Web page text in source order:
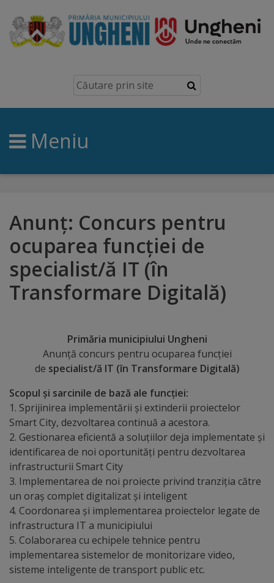
Ungheni
Prezentare
generală
Simbolurile
brand
Orașe
înfrățite
Distincții
Cetățeni
de
onoare
Deținători
ai
titlului
„Merite
pentru
Ungheni”
Diplome
de
Meniu
Anunț: Concurs pentru
ocuparea funcţiei de
specialist/ă IT (în
Transformare Digitală)
Primăria municipiului Ungheni
Anunţă concurs pentru ocuparea funcţiei
de specialist/ă IT (în Transformare Digitală)
Scopul şi sarcinile de bază ale funcţiei:
1. Sprijinirea implementării și extinderii proiectelor
Smart City, dezvoltarea continuă a acestora.
2. Gestionarea eficientă a soluțiilor deja implementate și
identificarea de noi oportunități pentru dezvoltarea
infrastructurii Smart City
3. Implementarea de noi proiecte privind tranziția către
un oraș complet digitalizat și inteligent
4. Coordonarea și implementarea proiectelor legate de
infrastructura IT a municipiului
5. Colaborarea cu echipele tehnice pentru
implementarea sistemelor de monitorizare video,
sisteme inteligente de transport public etc.